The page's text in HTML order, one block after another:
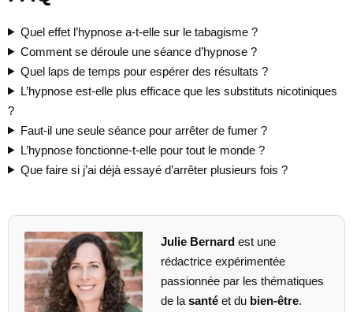
Quel effet l’hypnose a-t-elle sur le tabagisme ?
Comment se déroule une séance d’hypnose ?
Quel laps de temps pour espérer des résultats ?
L’hypnose est-elle plus efficace que les substituts nicotiniques
?
Faut-il une seule séance pour arrêter de fumer ?
L’hypnose fonctionne-t-elle pour tout le monde ?
Que faire si j’ai déjà essayé d’arrêter plusieurs fois ?
Julie Bernardest une
rédactrice expérimentée
passionnée par les thématiques
de la santéet du bien-être.